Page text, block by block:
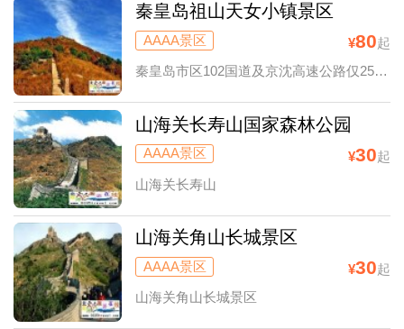
秦皇岛祖山天女小镇景区
AAAA景区 ¥80起
秦皇岛市区102国道及京沈高速公路仅25公里
山海关长寿山国家森林公园
AAAA景区 ¥30起
山海关长寿山
山海关角山长城景区
AAAA景区 ¥30起
山海关角山长城景区